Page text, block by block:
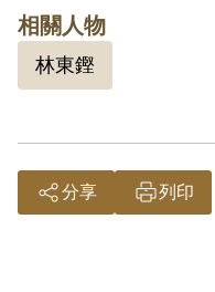
2002年4月經第2
通過予以補償。
參加叛亂組織
共同被告林東鏗
中否認，且原判
與目的均未詳予
相關人物
林東鏗
分享 列印